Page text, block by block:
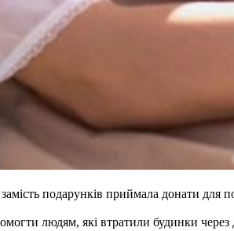
подарунків приймала донати для
людям, які втратили будинки через